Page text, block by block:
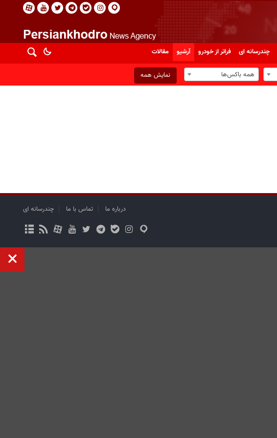
چندرسانه ای فراتر از خودرو آرشیو مقالات
همه باکس‌ها نمایش همه
درباره ما تماس با ما چندرسانه ای